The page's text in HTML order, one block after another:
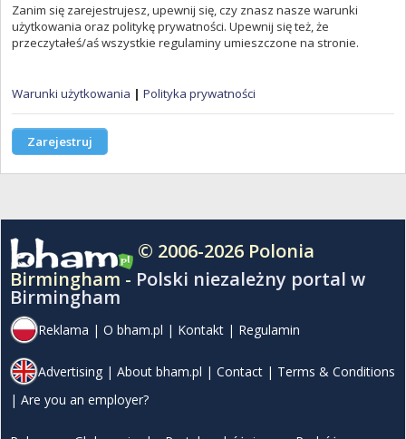
Zanim się zarejestrujesz, upewnij się, czy znasz nasze warunki
użytkowania oraz politykę prywatności. Upewnij się też, że
przeczytałeś/aś wszystkie regulaminy umieszczone na stronie.
Warunki użytkowania | Polityka prywatności
Zarejestruj
© 2006-2026 Polonia
Birmingham - Polski niezależny portal w
Birmingham
Reklama | O bham.pl | Kontakt | Regulamin
Advertising | About bham.pl | Contact | Terms & Conditions
| Are you an employer?